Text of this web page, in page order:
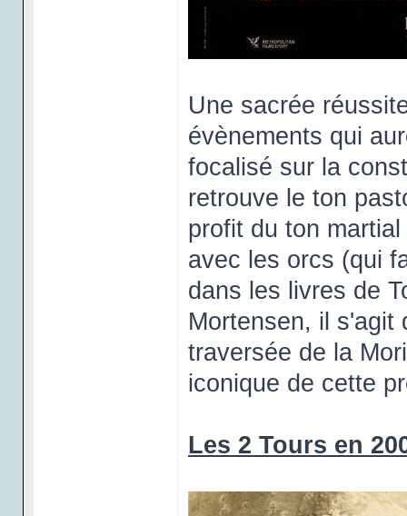
Une sacrée
évènements qui
focalisé sur la
retrouve le ton
profit du ton
avec les orcs (qui
dans les livres de
Mortensen, il s'agit
traversée de la
iconique de cette
Les 2 Tours en